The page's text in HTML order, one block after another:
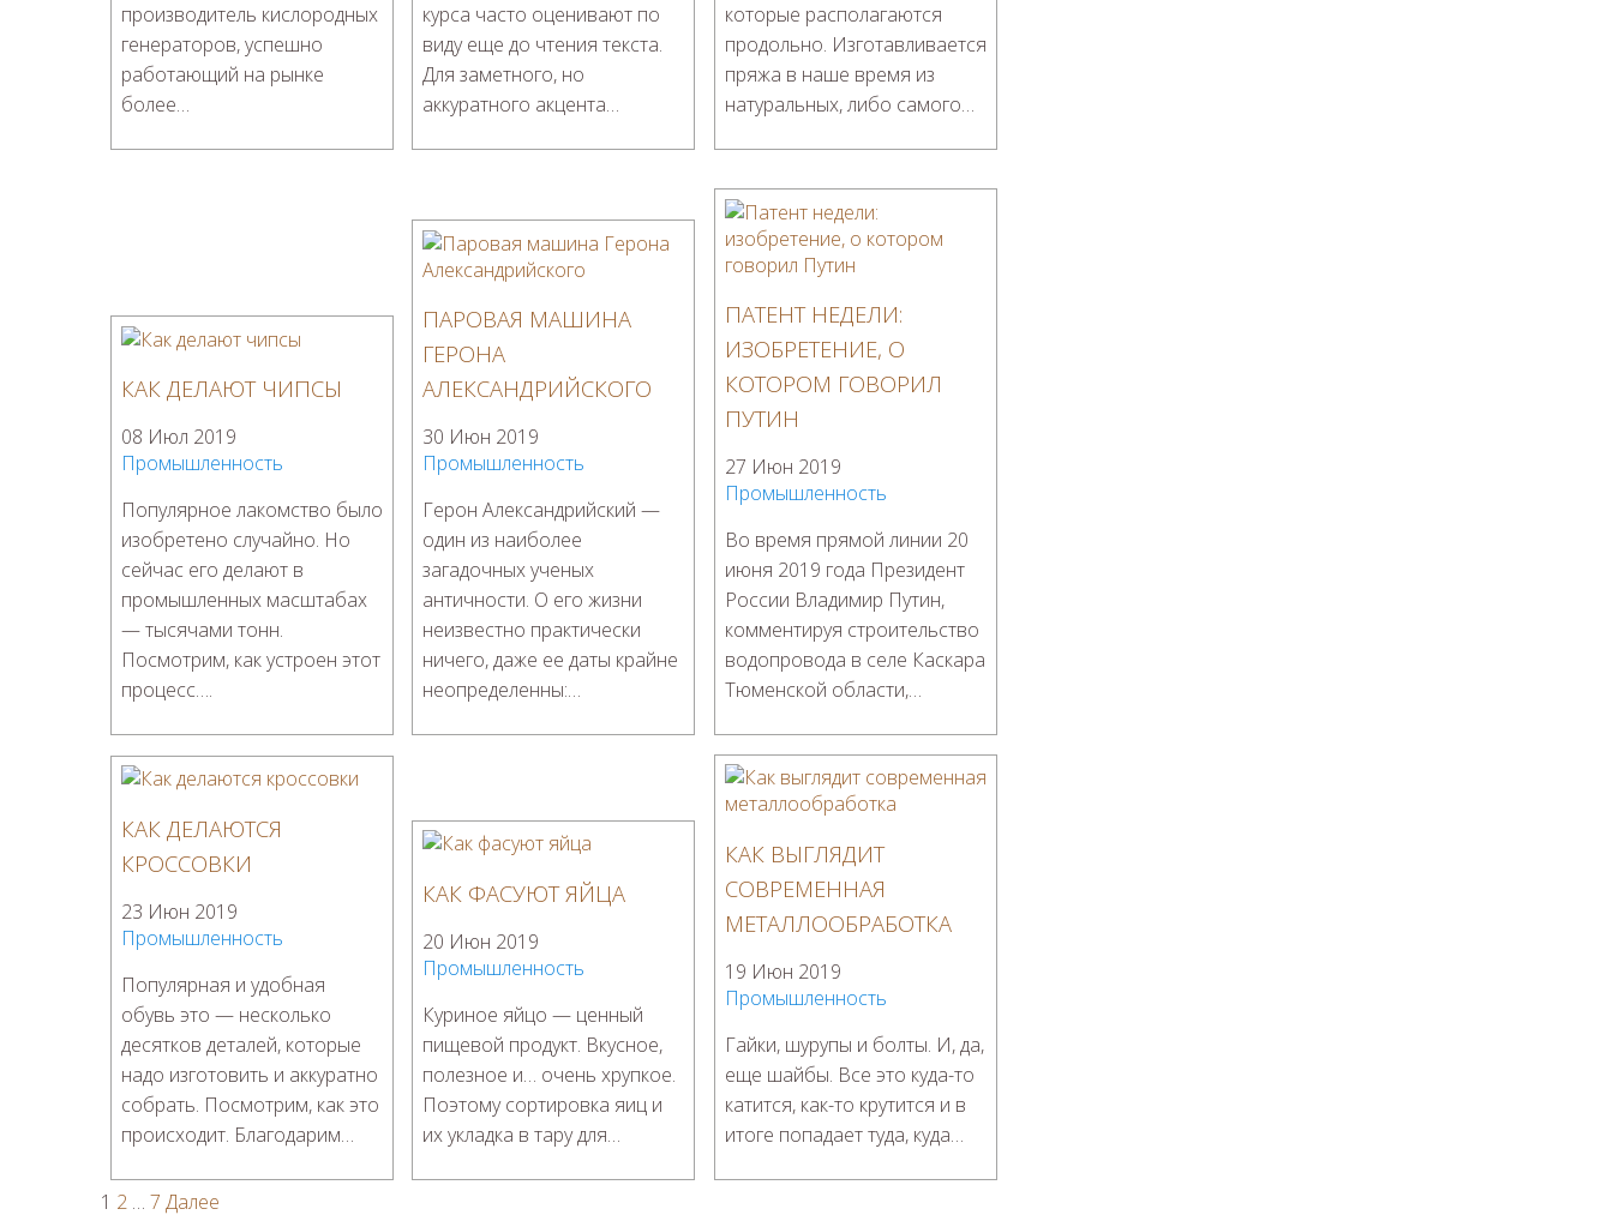
производитель кислородных
генераторов, успешно
работающий на рынке
более…
курса часто оценивают по
виду еще до чтения текста.
Для заметного, но
аккуратного акцента…
которые располагаются
продольно. Изготавливается
пряжа в наше время из
натуральных, либо самого…
КАК ДЕЛАЮТ ЧИПСЫ
08 Июл 2019
Промышленность
Популярное лакомство было
изобретено случайно. Но
сейчас его делают в
промышленных масштабах
— тысячами тонн.
Посмотрим, как устроен этот
процесс….
ПАРОВАЯ МАШИНА
ГЕРОНА
АЛЕКСАНДРИЙСКОГО
30 Июн 2019
Промышленность
Герон Александрийский —
один из наиболее
загадочных ученых
античности. О его жизни
неизвестно практически
ничего, даже ее даты крайне
неопределенны:…
ПАТЕНТ НЕДЕЛИ:
ИЗОБРЕТЕНИЕ, О
КОТОРОМ ГОВОРИЛ
ПУТИН
27 Июн 2019
Промышленность
Во время прямой линии 20
июня 2019 года Президент
России Владимир Путин,
комментируя строительство
водопровода в селе Каскара
Тюменской области,…
КАК ДЕЛАЮТСЯ
КРОССОВКИ
23 Июн 2019
Промышленность
Популярная и удобная
обувь это — несколько
десятков деталей, которые
надо изготовить и аккуратно
собрать. Посмотрим, как это
происходит. Благодарим…
КАК ФАСУЮТ ЯЙЦА
20 Июн 2019
Промышленность
Куриное яйцо — ценный
пищевой продукт. Вкусное,
полезное и… очень хрупкое.
Поэтому сортировка яиц и
их укладка в тару для…
КАК ВЫГЛЯДИТ
СОВРЕМЕННАЯ
МЕТАЛЛООБРАБОТКА
19 Июн 2019
Промышленность
Гайки, шурупы и болты. И, да,
еще шайбы. Все это куда-то
катится, как-то крутится и в
итоге попадает туда, куда…
1 2 … 7 Далее